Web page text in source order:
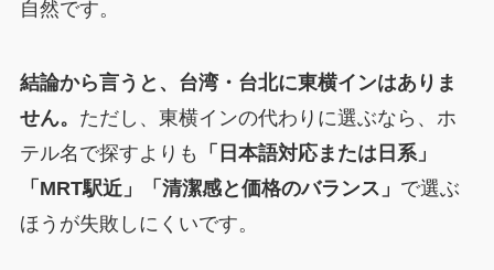
自然です。
結論から言うと、台湾・台北に東横インはありま
せん。 ただし、東横インの代わりに選ぶなら、ホ
テル名で探すよりも
「日本語対応または日系」
「MRT駅近」「清潔感と価格のバランス」 で選ぶ
ほうが失敗しにくいです。